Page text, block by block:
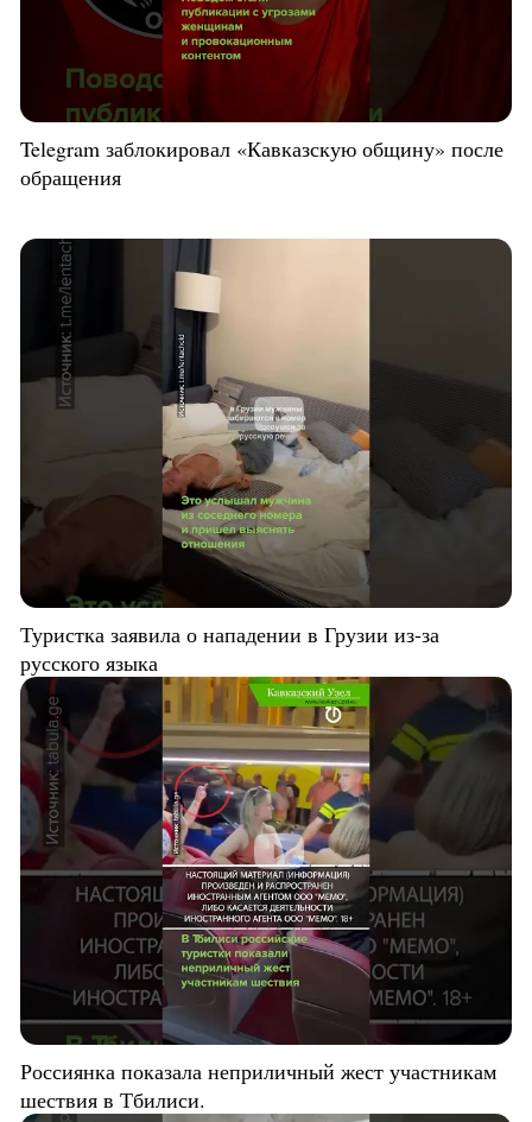
Telegram заблокировал «Кавказскую общину» после
обращения
Туристка заявила о нападении в Грузии из-за
русского языка
Россиянка показала неприличный жест участникам
шествия в Тбилиси.